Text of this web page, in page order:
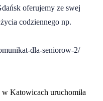
oferujemy ze swej
codziennego np.
dla-seniorow-2/
Katowicach uruchomiła